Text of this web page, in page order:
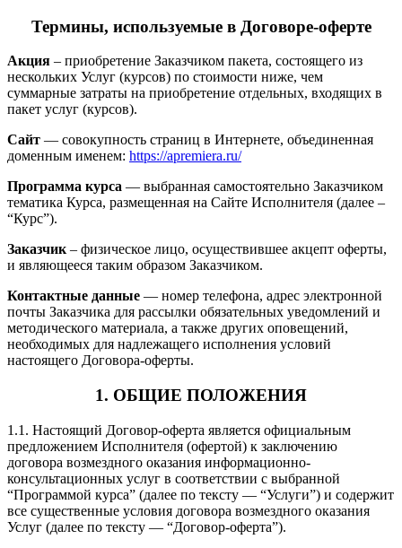
Термины, используемые в Договоре-оферте
Акция – приобретение Заказчиком пакета, состоящего из
нескольких Услуг (курсов) по стоимости ниже, чем
суммарные затраты на приобретение отдельных, входящих в
пакет услуг (курсов).
Сайт — совокупность страниц в Интернете, объединенная
доменным именем: https://apremiera.ru/
Программа курса — выбранная самостоятельно Заказчиком
тематика Курса, размещенная на Сайте Исполнителя (далее –
“Курс”).
Заказчик – физическое лицо, осуществившее акцепт оферты,
и являющееся таким образом Заказчиком.
Контактные данные — номер телефона, адрес электронной
почты Заказчика для рассылки обязательных уведомлений и
методического материала, а также других оповещений,
необходимых для надлежащего исполнения условий
настоящего Договора-оферты.
1. ОБЩИЕ ПОЛОЖЕНИЯ
1.1. Настоящий Договор-оферта является официальным
предложением Исполнителя (офертой) к заключению
договора возмездного оказания информационно-
консультационных услуг в соответствии с выбранной
“Программой курса” (далее по тексту — “Услуги”) и содержит
все существенные условия договора возмездного оказания
Услуг (далее по тексту — “Договор-оферта”).